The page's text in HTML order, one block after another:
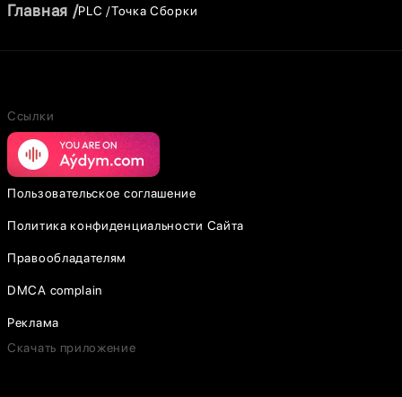
Главная PLC Точка Сборки
Ссылки
Пользовательское соглашение
Политика конфиденциальности Сайта
Правообладателям
DMCA complain
Реклама
Скачать приложение